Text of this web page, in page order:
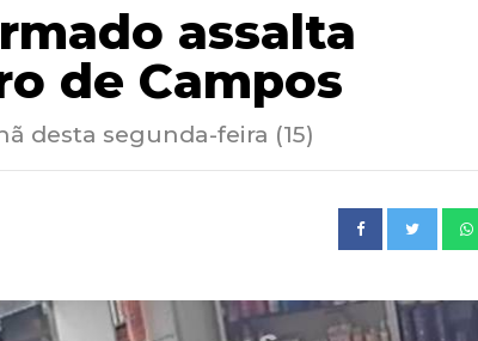
assalta
de Campos
desta segunda-feira (15)